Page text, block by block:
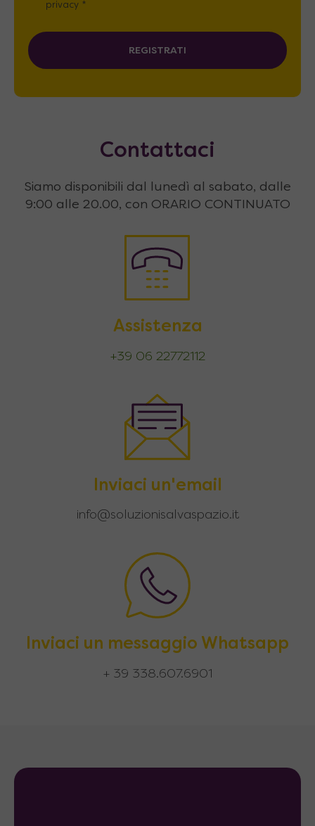
privacy *
REGISTRATI
Contattaci
Siamo disponibili dal lunedì al sabato, dalle
9:00 alle 20.00, con ORARIO CONTINUATO
Assistenza
+39 06 22772112
Inviaci un'email
info@soluzionisalvaspazio.it
Inviaci un messaggio Whatsapp
+ 39 338.607.6901